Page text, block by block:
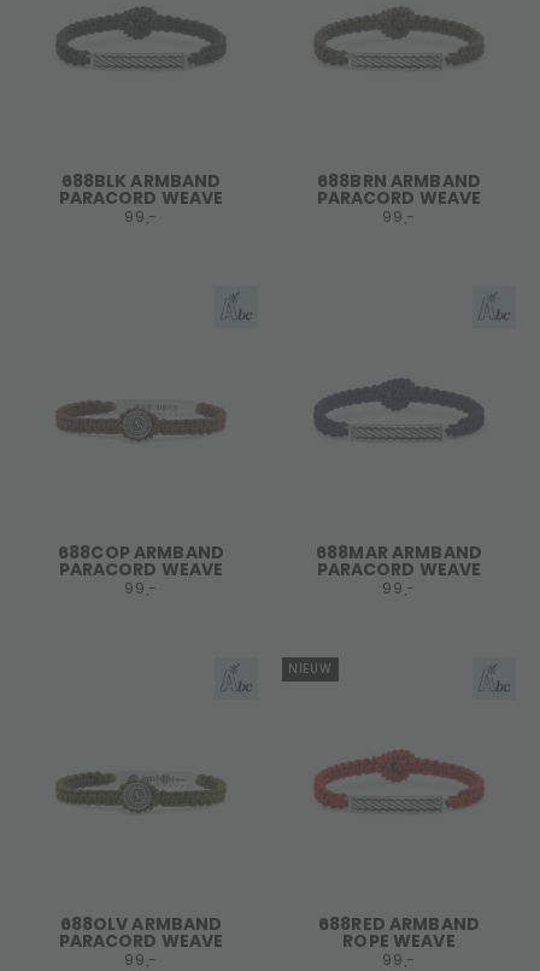
688BLK ARMBAND
PARACORD WEAVE
99,-
688BRN ARMBAND
PARACORD WEAVE
99,-
688COP ARMBAND
PARACORD WEAVE
99,-
688MAR ARMBAND
PARACORD WEAVE
99,-
688OLV ARMBAND
PARACORD WEAVE
99,-
NIEUW
688RED ARMBAND
ROPE WEAVE
99,-